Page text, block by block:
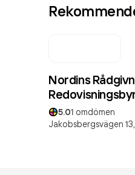
Nordins
5.01 omdömen
Jakobsbergsvägen 13,